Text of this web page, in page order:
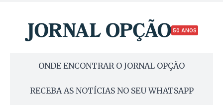
50 ANOS
ONDE ENCONTRAR O JORNAL OPÇÃO
RECEBA AS NOTÍCIAS NO SEU WHATSAPP